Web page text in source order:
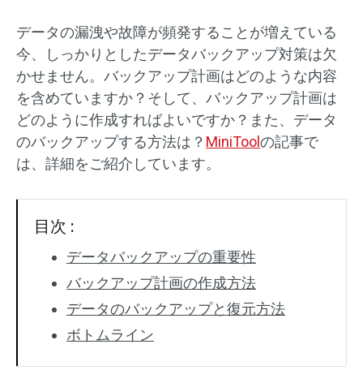
データの漏洩や故障が頻発することが増えている
今、しっかりとしたデータバックアップ対策は欠
かせません。バックアップ計画はどのような内容
を含めていますか？そして、バックアップ計画は
どのように作成すればよいですか？また、データ
のバックアップする方法は？ MiniToolの記事で
は、詳細をご紹介しています。
目次 :
データバックアップの重要性
バックアップ計画の作成方法
データのバックアップと復元方法
ボトムライン